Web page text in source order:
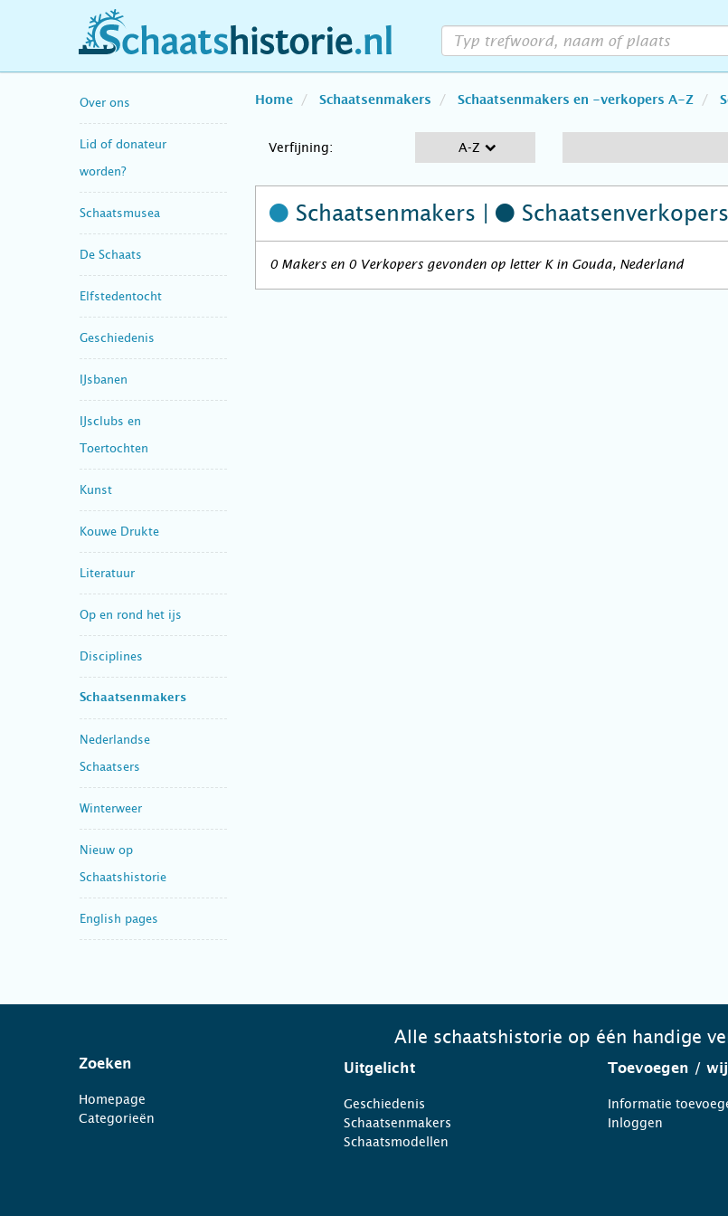
schaatshistorie.nl
Over ons
Lid of donateur
worden?
Schaatsmusea
De Schaats
Elfstedentocht
Geschiedenis
IJsbanen
IJsclubs en
Toertochten
Kunst
Kouwe Drukte
Literatuur
Op en rond het ijs
Disciplines
Schaatsenmakers
Nederlandse
Schaatsers
Winterweer
Nieuw op
Schaatshistorie
English pages
Home Schaatsenmakers Schaatsenmakers en -verkopers A-Z
Verfijning: A-Z
Schaatsenmakers | Schaatsenverkopers
0 Makers en 0 Verkopers gevonden op letter K in Gouda, Nederland
Alle schaatshistorie op één handige
Zoeken
Homepage
Categorieën
Uitgelicht
Geschiedenis
Schaatsenmakers
Schaatsmodellen
Toevoegen /
Informatie
Inloggen